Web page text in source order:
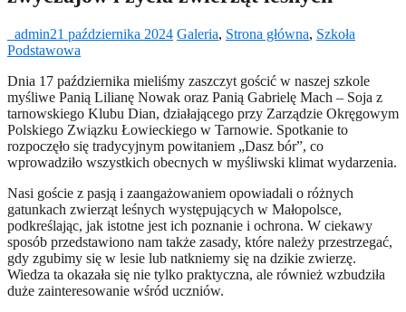
_admin21 października 2024 Galeria, Strona główna, Szkoła
Podstawowa
Dnia 17 października mieliśmy zaszczyt gościć w naszej szkole
myśliwe Panią Lilianę Nowak oraz Panią Gabrielę Mach – Soja z
tarnowskiego Klubu Dian, działającego przy Zarządzie Okręgowym
Polskiego Związku Łowieckiego w Tarnowie. Spotkanie to
rozpoczęło się tradycyjnym powitaniem „Dasz bór”, co
wprowadziło wszystkich obecnych w myśliwski klimat wydarzenia.
Nasi goście z pasją i zaangażowaniem opowiadali o różnych
gatunkach zwierząt leśnych występujących w Małopolsce,
podkreślając, jak istotne jest ich poznanie i ochrona. W ciekawy
sposób przedstawiono nam także zasady, które należy przestrzegać,
gdy zgubimy się w lesie lub natkniemy się na dzikie zwierzę.
Wiedza ta okazała się nie tylko praktyczna, ale również wzbudziła
duże zainteresowanie wśród uczniów.